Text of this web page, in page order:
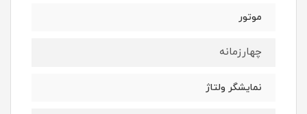
موتور
چهارزمانه
نمایشگر ولتاژ